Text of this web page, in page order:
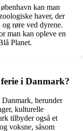
kan man
haver, der
røre ved dyrene.
man kan opleve en
Planet.
i Danmark?
herunder
kulturelle
tilbyder også et
voksne, såsom